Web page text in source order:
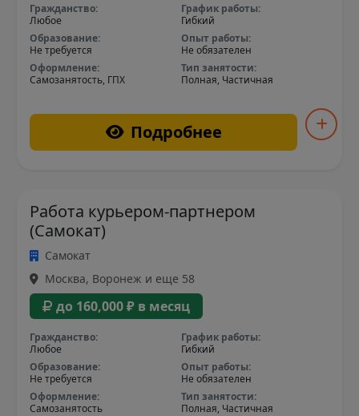
Гражданство:
Любое
График работы:
Гибкий
Образование:
Не требуется
Опыт работы:
Не обязателен
Оформление:
Самозанятость, ГПХ
Тип занятости:
Полная, Частичная
Подробнее
Работа курьером-партнером
(Самокат)
Самокат
Москва, Воронеж и еще 58
до 160,000 ₽ в месяц
Гражданство:
Любое
График работы:
Гибкий
Образование:
Не требуется
Опыт работы:
Не обязателен
Оформление:
Самозанятость
Тип занятости:
Полная, Частичная